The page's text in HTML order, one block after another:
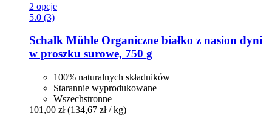
2 opcje
5.0 (3)
Schalk Mühle Organiczne białko z nasion dyni
w proszku surowe, 750 g
100% naturalnych składników
Starannie wyprodukowane
Wszechstronne
101,00 zł (134,67 zł / kg)